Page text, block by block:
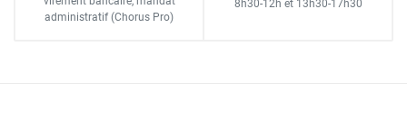
administratif (Chorus Pro)
8h30-12h et 13h30-17h30